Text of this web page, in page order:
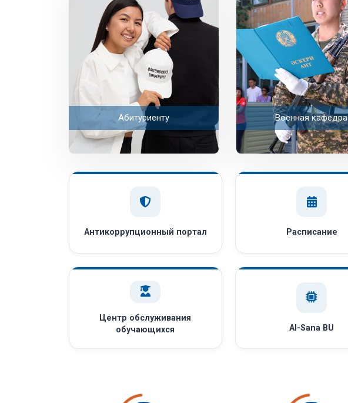
Абитуриенту Военная кафедра
Антикоррупционный портал Расписание
Центр обслуживания
обучающихся
AI-Sana BU